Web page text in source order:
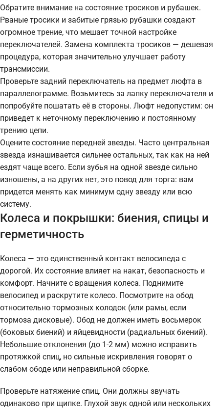
Обратите внимание на состояние тросиков и рубашек.
Рваные тросики и забитые грязью рубашки создают
огромное трение, что мешает точной настройке
переключателей. Замена комплекта тросиков — дешевая
процедура, которая значительно улучшает работу
трансмиссии.
Проверьте задний переключатель на предмет люфта в
параллелограмме. Возьмитесь за лапку переключателя и
попробуйте пошатать её в стороны. Люфт недопустим: он
приведет к неточному переключению и постоянному
трению цепи.
Оцените состояние передней звезды. Часто центральная
звезда изнашивается сильнее остальных, так как на ней
ездят чаще всего. Если зубья на одной звезде сильно
изношены, а на других нет, это повод для торга: вам
придется менять как минимум одну звезду или всю
систему.
Колеса и покрышки: биения, спицы и
герметичность
Колеса — это единственный контакт велосипеда с
дорогой. Их состояние влияет на накат, безопасность и
комфорт. Начните с вращения колеса. Поднимите
велосипед и раскрутите колесо. Посмотрите на обод
относительно тормозных колодок (или рамы, если
тормоза дисковые). Обод не должен иметь восьмерок
(боковых биений) и яйцевидности (радиальных биений).
Небольшие отклонения (до 1-2 мм) можно исправить
протяжкой спиц, но сильные искривления говорят о
слабом ободе или неправильной сборке.
Проверьте натяжение спиц. Они должны звучать
одинаково при щипке. Глухой звук одной или нескольких